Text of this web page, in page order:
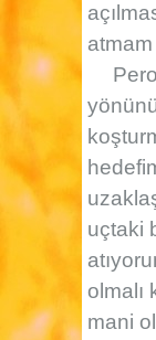
uçtaki
olmalı
mani